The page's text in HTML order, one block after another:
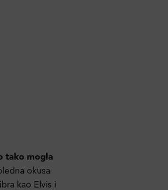
tako mogla
okusa
kao Elvis i